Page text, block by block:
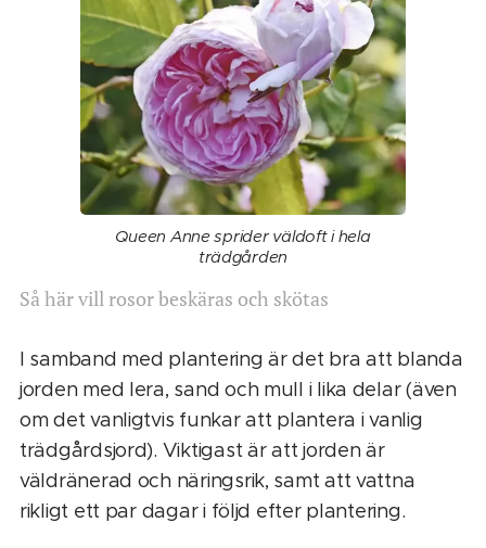
Queen Anne sprider väldoft i hela
trädgården
Så här vill rosor beskäras och skötas
I samband med plantering är det bra att blanda
jorden med lera, sand och mull i lika delar (även
om det vanligtvis funkar att plantera i vanlig
trädgårdsjord). Viktigast är att jorden är
väldränerad och näringsrik, samt att vattna
rikligt ett par dagar i följd efter plantering.